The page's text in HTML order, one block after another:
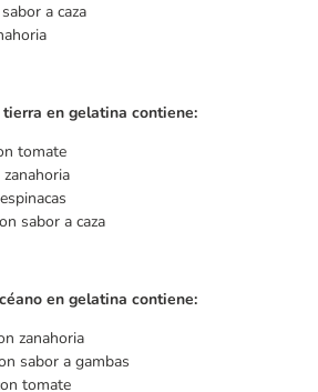
a caza
en gelatina contiene:
tomate
sabor a caza
en gelatina contiene:
zanahoria
sabor a gambas
tomate